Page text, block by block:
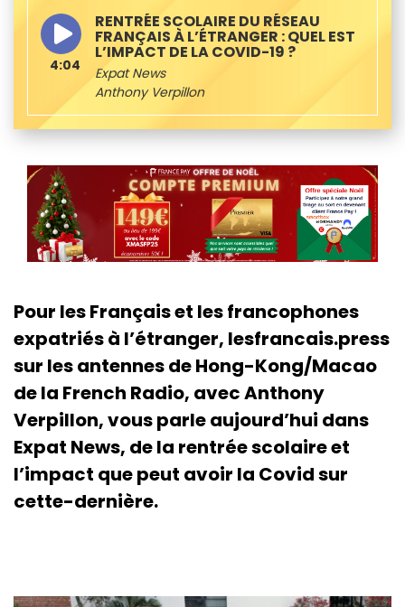
RENTRÉE SCOLAIRE DU RÉSEAU
FRANÇAIS À L’ÉTRANGER : QUEL EST
L’IMPACT DE LA COVID-19 ?
Expat News
Anthony Verpillon
4:04
Pour les Français et les francophones
expatriés à l’étranger, lesfrancais.press
sur les antennes de Hong-Kong/Macao
de la French Radio, avec Anthony
Verpillon, vous parle aujourd’hui dans
Expat News, de la rentrée scolaire et
l’impact que peut avoir la Covid sur
cette-dernière.